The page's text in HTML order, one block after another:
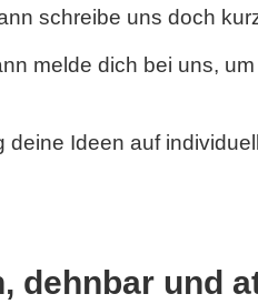
schreibe uns doch
melde dich bei uns,
deine Ideen auf
dehnbar und